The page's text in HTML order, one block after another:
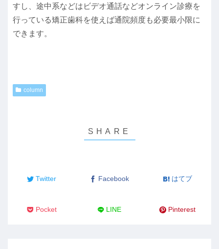
すし、途中系などはビデオ通話などオンライン診療を
行っている矯正歯科を使えば通院頻度も必要最小限に
できます。
column
Twitter Facebook はてブ
Pocket LINE Pinterest